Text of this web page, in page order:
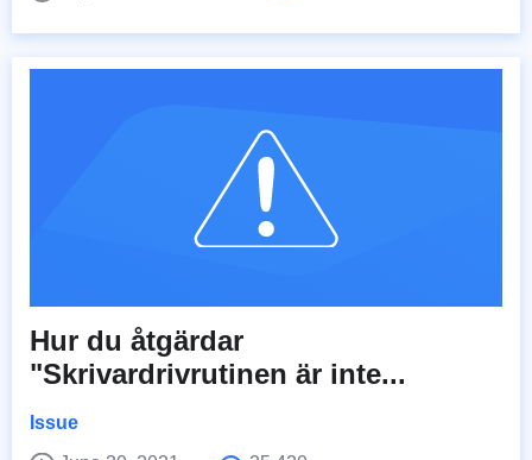
Hur du åtgärdar
"Skrivardrivrutinen är inte...
Issue